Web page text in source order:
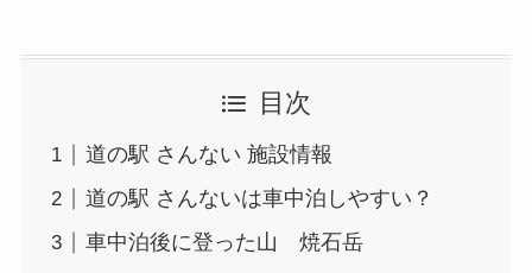
目次
道の駅 さんない 施設情報
道の駅 さんないは車中泊しやすい？
車中泊後に登った山 焼石岳